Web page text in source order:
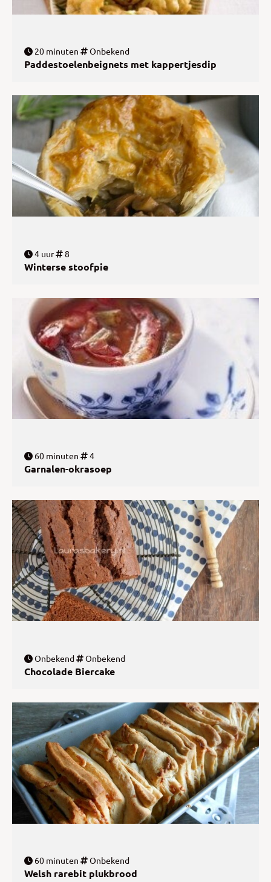
20 minuten Onbekend
Paddestoelenbeignets met kappertjesdip
4 uur 8
Winterse stoofpie
60 minuten 4
Garnalen-okrasoep
Onbekend Onbekend
Chocolade Biercake
60 minuten Onbekend
Welsh rarebit plukbrood